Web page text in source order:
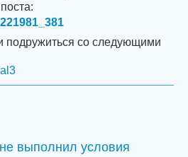
подружиться со следующими
выполнил условия